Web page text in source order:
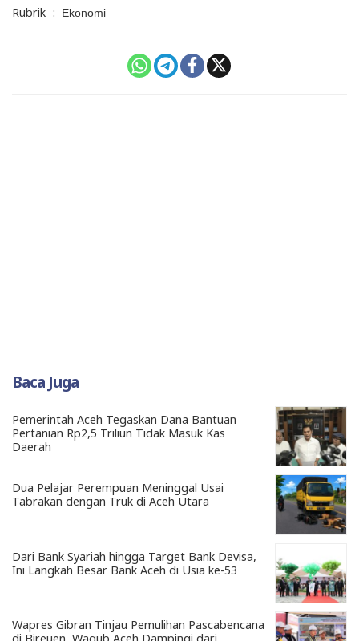
Rubrik : Ekonomi
Baca Juga
Pemerintah Aceh Tegaskan Dana Bantuan
Pertanian Rp2,5 Triliun Tidak Masuk Kas
Daerah
Dua Pelajar Perempuan Meninggal Usai
Tabrakan dengan Truk di Aceh Utara
Dari Bank Syariah hingga Target Bank Devisa,
Ini Langkah Besar Bank Aceh di Usia ke-53
Wapres Gibran Tinjau Pemulihan Pascabencana